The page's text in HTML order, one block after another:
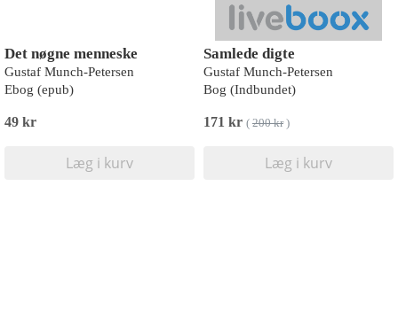
Det nøgne menneske
Gustaf Munch-Petersen
Ebog (epub)
49 kr
Læg i kurv
Samlede digte
Gustaf Munch-Petersen
Bog (Indbundet)
171 kr ( 200 kr)
Læg i kurv